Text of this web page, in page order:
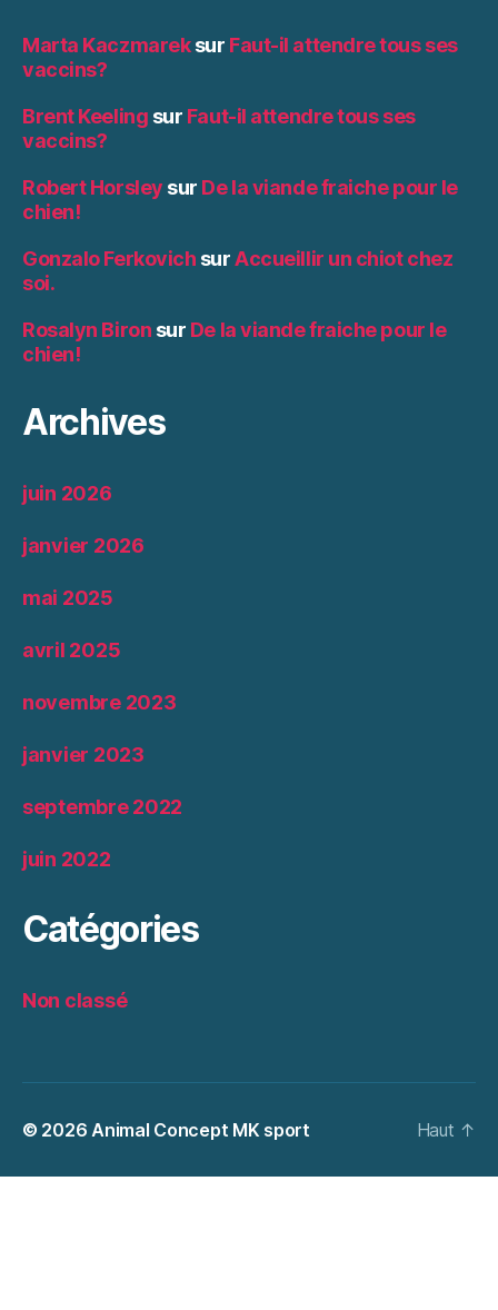
Marta Kaczmareksur Faut-il attendre tous ses
vaccins?
Brent Keeling sur Faut-il attendre tous ses
vaccins?
Robert Horsley sur De la viande fraiche pour le
chien!
Gonzalo Ferkovich surAccueillir un chiot chez
soi.
Rosalyn Biron sur De la viande fraiche pour le
chien!
Archives
juin 2026
janvier 2026
mai 2025
avril 2025
novembre 2023
janvier 2023
septembre 2022
juin 2022
Catégories
Non classé
© 2026 Animal Concept MK sport Haut ↑